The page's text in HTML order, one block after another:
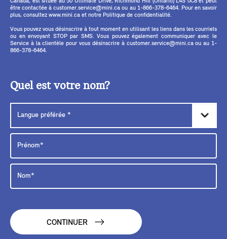
être contactée à customer.service@mini.ca ou au 1-866-378-6464. Pour en savoir
plus, consultez www.mini.ca et notre Politique de confidentialité.
Vous pouvez vous désinscrire à tout moment en utilisant les liens dans les courriels
ou en envoyant STOP par SMS. Vous pouvez également communiquer avec le
Service à la clientèle pour vous désinscrire à customer.service@mini.ca ou au 1-
866-378-6464.
Quel est votre nom?
CONTINUER